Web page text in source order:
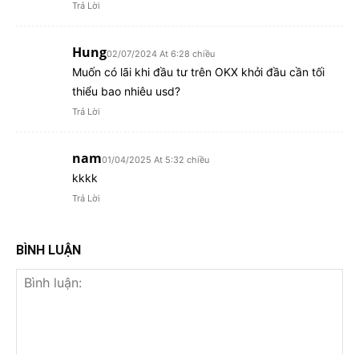
Trả Lời
Hung02/07/2024 At 6:28 chiều
Muốn có lãi khi đầu tư trên OKX khởi đầu cần tối
thiểu bao nhiêu usd?
Trả Lời
nam01/04/2025 At 5:32 chiều
kkkk
Trả Lời
BÌNH LUẬN